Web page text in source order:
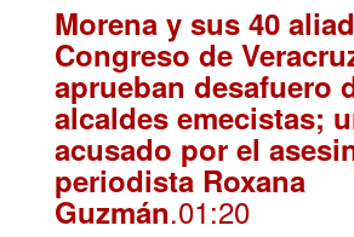
Morena y sus 40
Congreso de
aprueban desafuero
alcaldes emecistas;
acusado por el
periodista Roxana
Guzmán.01:20